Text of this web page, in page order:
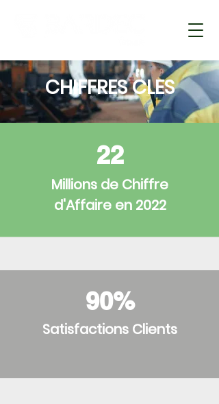
CHIFFRES CLES
22
Millions de Chiffre
d'Affaire en 2022
90%
Satisfactions Clients